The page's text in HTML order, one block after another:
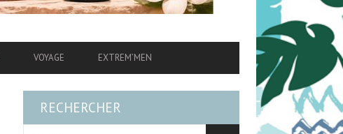
VOYAGE EXTREM’MEN
RECHERCHER